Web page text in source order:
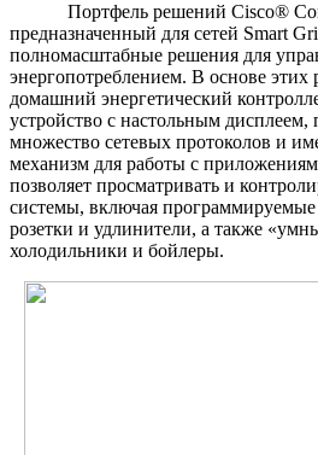
Портфель решений Cisco®
предназначенный для сетей Smart
полномасштабные решения для
энергопотреблением. В основе
домашний энергетический
устройство с настольным
множество сетевых протоколов и
механизм для работы с
позволяет просматривать и
системы, включая
розетки и удлинители, а также
холодильники и бойлеры.